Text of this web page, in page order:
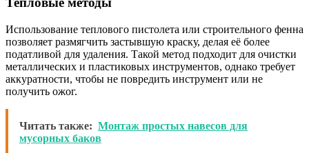
Использование теплового пистолета или строительного фенна
позволяет размягчить застывшую краску, делая её более
податливой для удаления. Такой метод подходит для очистки
металлических и пластиковых инструментов, однако требует
аккуратности, чтобы не повредить инструмент или не
получить ожог.
Читать также: Монтаж простых навесов для
мусорных баков